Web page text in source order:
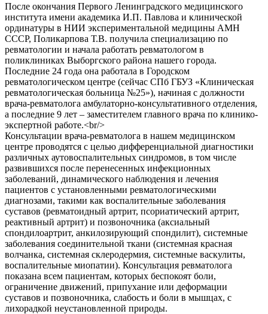
После окончания Первого Ленинградского медицинского
института имени академика И.П. Павлова и клинической
ординатуры в НИИ экспериментальной медицины АМН
СССР, Поликарпова Т.В. получила специализацию по
ревматологии и начала работать ревматологом в
поликлиниках Выборгского района нашего города.
Последние 24 года она работала в Городском
ревматологическом центре (сейчас СПб ГБУЗ «Клиническая
ревматологическая больница №25»), начиная с должности
врача-ревматолога амбулаторно-консультативного отделения,
а последние 9 лет – заместителем главного врача по клинико-
экспертной работе.<br/>
Консультации врача-ревматолога в нашем медицинском
центре проводятся с целью дифференциальной диагностики
различных аутовоспалительных синдромов, в том числе
развившихся после перенесенных инфекционных
заболеваний, динамического наблюдения и лечения
пациентов с установленными ревматологическими
диагнозами, такими как воспалительные заболевания
суставов (ревматоидный артрит, псориатический артрит,
реактивный артрит) и позвоночника (аксиальный
спондилоартрит, анкилозирующий спондилит), системные
заболевания соединительной ткани (системная красная
волчанка, системная склеродермия, системные васкулиты,
воспалительные миопатии). Консультация ревматолога
показана всем пациентам, которых беспокоят боли,
ограничение движений, припухание или деформации
суставов и позвоночника, слабость и боли в мышцах, с
лихорадкой неустановленной природы.